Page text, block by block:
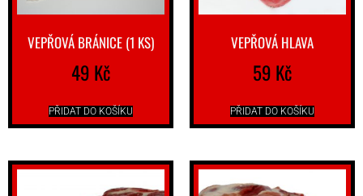
VEPŘOVÁ BRÁNICE (1 KS)
49 Kč
PŘIDAT DO KOŠÍKU
VEPŘOVÁ HLAVA
59 Kč
PŘIDAT DO KOŠÍKU